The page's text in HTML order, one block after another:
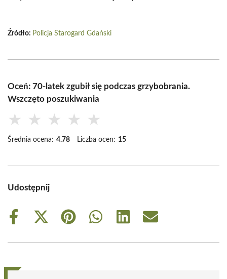
Źródło: Policja Starogard Gdański
Oceń: 70-latek zgubił się podczas grzybobrania.
Wszczęto poszukiwania
★ ★ ★ ★ ★
Średnia ocena: 4.78 Liczba ocen: 15
Udostępnij
Share
Share
(Twitter)
Share
Share
Share
Share